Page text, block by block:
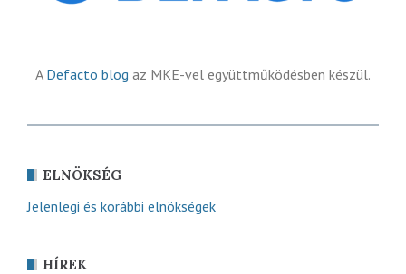
A Defacto blog az MKE-vel együttműködésben készül.
ELNÖKSÉG
Jelenlegi és korábbi elnökségek
HÍREK